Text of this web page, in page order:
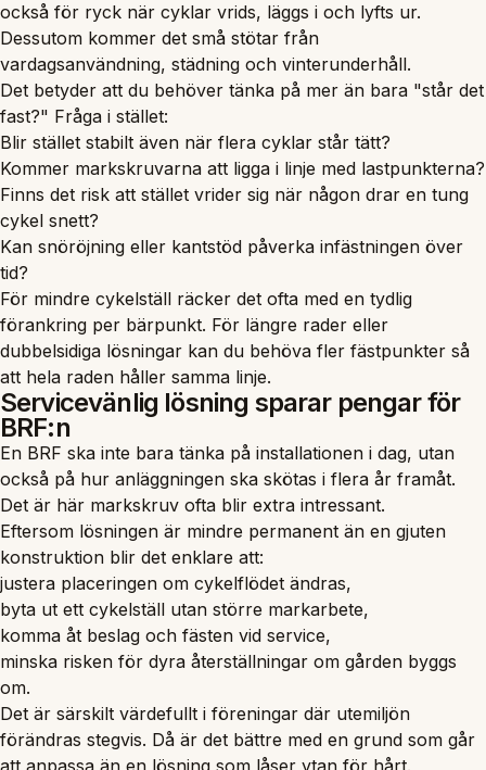
också för ryck när cyklar vrids, läggs i och lyfts ur.
Dessutom kommer det små stötar från
vardagsanvändning, städning och vinterunderhåll.
Det betyder att du behöver tänka på mer än bara "står det
fast?" Fråga i stället:
Blir stället stabilt även när flera cyklar står tätt?
Kommer markskruvarna att ligga i linje med lastpunkterna?
Finns det risk att stället vrider sig när någon drar en tung
cykel snett?
Kan snöröjning eller kantstöd påverka infästningen över
tid?
För mindre cykelställ räcker det ofta med en tydlig
förankring per bärpunkt. För längre rader eller
dubbelsidiga lösningar kan du behöva fler fästpunkter så
att hela raden håller samma linje.
Servicevänlig lösning sparar pengar för
BRF:n
En BRF ska inte bara tänka på installationen i dag, utan
också på hur anläggningen ska skötas i flera år framåt.
Det är här markskruv ofta blir extra intressant.
Eftersom lösningen är mindre permanent än en gjuten
konstruktion blir det enklare att:
justera placeringen om cykelflödet ändras,
byta ut ett cykelställ utan större markarbete,
komma åt beslag och fästen vid service,
minska risken för dyra återställningar om gården byggs
om.
Det är särskilt värdefullt i föreningar där utemiljön
förändras stegvis. Då är det bättre med en grund som går
att anpassa än en lösning som låser ytan för hårt.